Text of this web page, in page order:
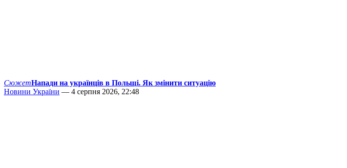
СюжетНапади на українців в Польщі. Як змінити ситуацію
Новини України — 4 серпня 2026, 22:48